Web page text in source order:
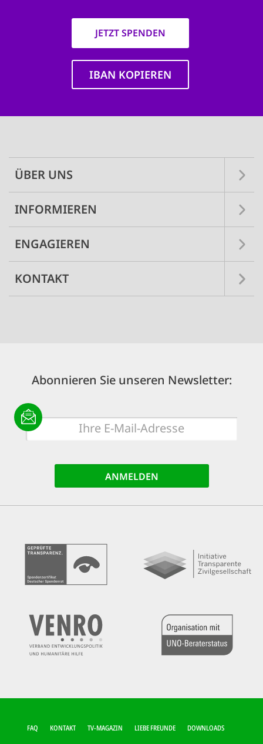
JETZT SPENDEN
IBAN KOPIEREN
ÜBER UNS
INFORMIEREN
ENGAGIEREN
KONTAKT
Abonnieren Sie unseren Newsletter:
E-
Mail
FUSSZEILEN-M
ENÜ
FAQ KONTAKT TV-MAGAZIN LIEBE FREUNDE DOWNLOADS